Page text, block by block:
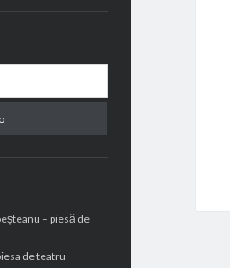
– piesă de
de teatru